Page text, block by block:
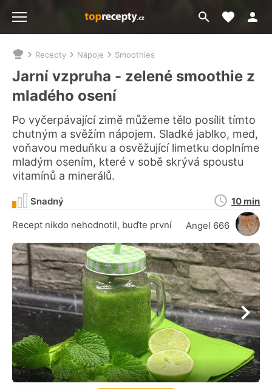
Přejít
na
Moje
Nacházíte
se
zde:
Recepty Nápoje Smoothies
Jarní vzpruha - zelené smoothie z
mladého osení
Po vyčerpávající zimě můžeme tělo posílit tímto
chutným a svěžím nápojem. Sladké jablko, med,
voňavou meduňku a osvěžující limetku doplníme
mladým osením, které v sobě skrývá spoustu
vitamínů a minerálů.
Recept nikdo nehodnotil, buďte první Angel 666
Snadný
Doba
přípravy
10 min